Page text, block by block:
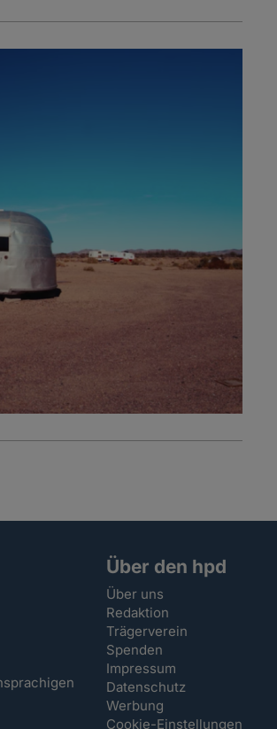
Über den hpd
Über uns
Redaktion
Trägerverein
Spenden
Impressum
Datenschutz
Werbung
Cookie-Einstellungen